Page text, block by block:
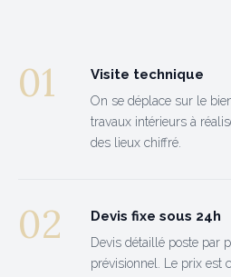
01 Visite technique
On se déplace sur le
travaux intérieurs à
des lieux chiffré.
02 Devis fixe sous 24h
Devis détaillé poste par
prévisionnel. Le prix est